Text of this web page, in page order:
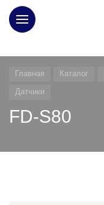
Главная Каталог
Датчики
FD-S80